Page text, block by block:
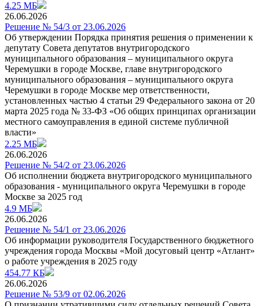
4.25 МБ
26.06.2026
Решение № 54/3 от 23.06.2026
Об утверждении Порядка принятия решения о применении к
депутату Совета депутатов внутригородского
муниципального образования – муниципального округа
Черемушки в городе Москве, главе внутригородского
муниципального образования – муниципального округа
Черемушки в городе Москве мер ответственности,
установленных частью 4 статьи 29 Федерального закона от 20
марта 2025 года № 33-ФЗ «Об общих принципах организации
местного самоуправления в единой системе публичной
власти»
2.25 МБ
26.06.2026
Решение № 54/2 от 23.06.2026
Об исполнении бюджета внутригородского муниципального
образования - муниципального округа Черемушки в городе
Москве за 2025 год
4.9 МБ
26.06.2026
Решение № 54/1 от 23.06.2026
Об информации руководителя Государственного бюджетного
учреждения города Москвы «Мой досуговый центр «Атлант»
о работе учреждения в 2025 году
454.77 КБ
26.06.2026
Решение № 53/9 от 02.06.2026